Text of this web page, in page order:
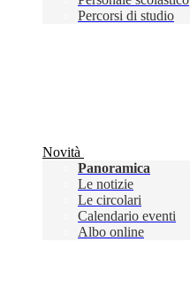
Percorsi di studio
Novità
Panoramica
Le notizie
Le circolari
Calendario eventi
Albo online